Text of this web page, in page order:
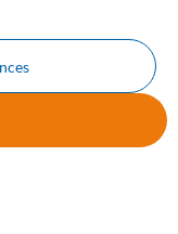
AVIS CSF